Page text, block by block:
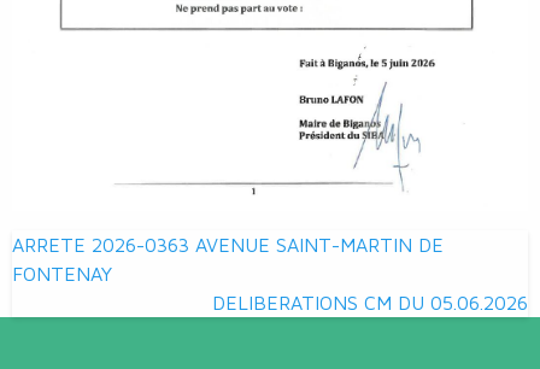
Navigation
de
l’article
ARRETE 2026-0363 AVENUE SAINT-MARTIN DE
FONTENAY
DELIBERATIONS CM DU 05.06.2026